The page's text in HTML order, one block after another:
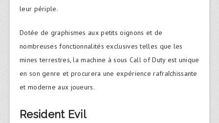
leur périple.
Dotée de graphismes aux petits oignons et de
nombreuses fonctionnalités exclusives telles que les
mines terrestres, la machine à sous Call of Duty est unique
en son genre et procurera une expérience rafraîchissante
et moderne aux joueurs.
Resident Evil